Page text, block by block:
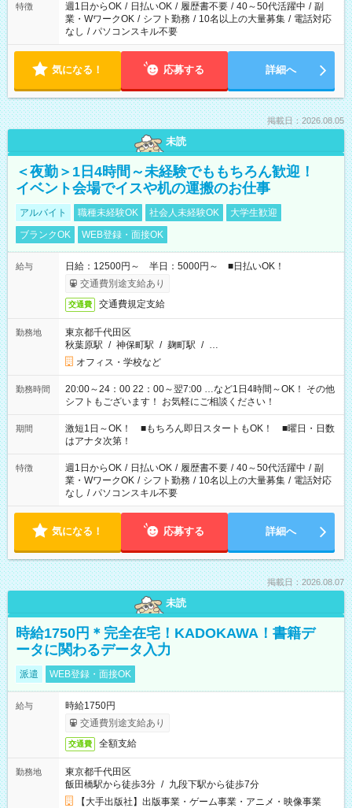
特徴 週1日からOK / 日払いOK / 履歴書不要 / 40～50代活躍中 / 副
業・WワークOK / シフト勤務 / 10名以上の大量募集 / 電話対応
なし / パソコンスキル不要
気になる！ 応募する 詳細へ
掲載日：2026.08.05
未読
＜夜勤＞1日4時間～未経験でももちろん歓迎！
イベント会場でイスや机の運搬のお仕事
アルバイト 職種未経験OK 社会人未経験OK
大学生歓迎
ブランクOK
WEB登録・面接OK
給与
日給：12500円～ 半日：5000円～ ■日払いOK！
交通費別途支給あり
交通費 交通費規定支給
勤務地
東京都千代田区
秋葉原駅 / 神保町駅 / 麹町駅 / …
オフィス・学校など
勤務時間
20:00～24：00 22：00～翌7:00 …など1日4時間～OK！ その他
シフトもございます！ お気軽にご相談ください！
期間
激短1日～OK！ ■もちろん即日スタートもOK！ ■曜日・日数
はアナタ次第！
特徴 週1日からOK / 日払いOK / 履歴書不要 / 40～50代活躍中 / 副
業・WワークOK / シフト勤務 / 10名以上の大量募集 / 電話対応
なし / パソコンスキル不要
気になる！ 応募する 詳細へ
掲載日：2026.08.07
未読
時給1750円＊完全在宅！KADOKAWA！書籍デ
ータに関わるデータ入力
派遣 WEB登録・面接OK
給与
時給1750円
交通費別途支給あり
交通費 全額支給
勤務地
東京都千代田区
飯田橋駅から徒歩3分 / 九段下駅から徒歩7分
【大手出版社】出版事業・ゲーム事業・アニメ・映像事業